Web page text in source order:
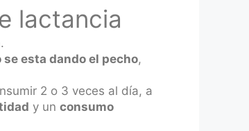
lactancia
.
esta dando el pecho,
2 o 3 veces al día, a
y un consumo